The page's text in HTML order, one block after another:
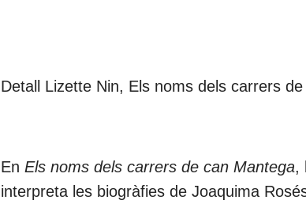
Detall Lizette Nin, Els noms dels carrers
En Els noms dels carrers de can Mantega,
interpreta les biogràfies de Joaquima